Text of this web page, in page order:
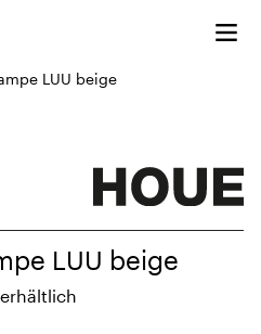
LUU beige
LUU beige